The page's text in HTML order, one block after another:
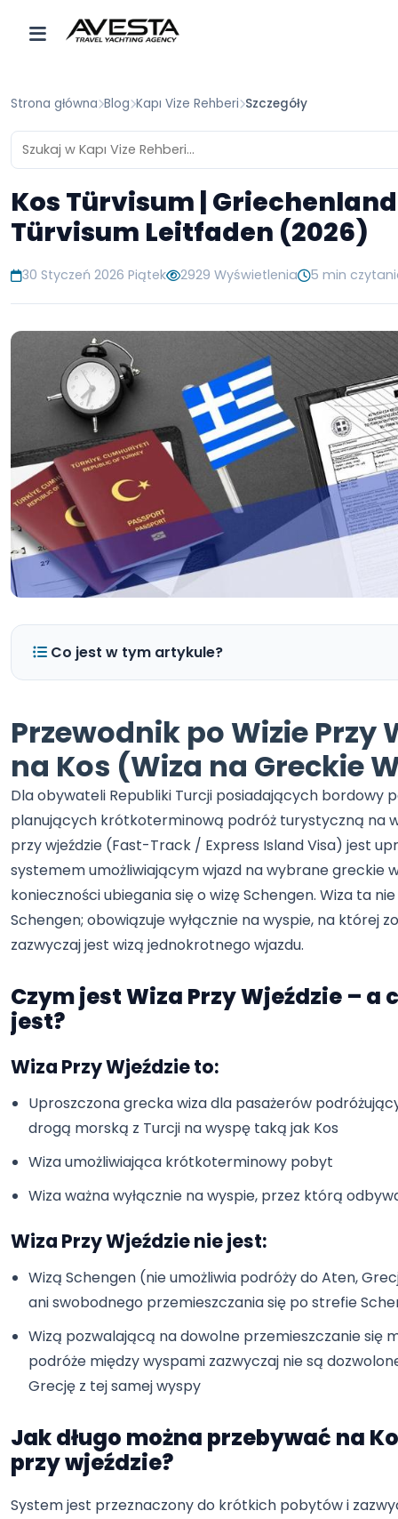
Strona główna Blog Kapı Vize Rehberi Szczegóły
Kos Türvisum |
Türvisum Leitfaden (2026)
30 Styczeń 2026 Piątek 2929 Wyświetlenia 5 min
Co jest w tym artykule?
Przewodnik po Wizie Przy
na Kos (Wiza na Greckie
Dla obywateli Republiki Turcji posiadających bordowy
planujących krótkoterminową podróż turystyczną na
przy wjeździe (Fast-Track / Express Island Visa) jest
systemem umożliwiającym wjazd na wybrane greckie
konieczności ubiegania się o wizę Schengen. Wiza ta
Schengen; obowiązuje wyłącznie na wyspie, na której
zazwyczaj jest wizą jednokrotnego wjazdu.
Czym jest Wiza Przy Wjeździe – a
jest?
Wiza Przy Wjeździe to:
Uproszczona grecka wiza dla pasażerów
drogą morską z Turcji na wyspę taką jak Kos
Wiza umożliwiająca krótkoterminowy pobyt
Wiza ważna wyłącznie na wyspie, przez którą
Wiza Przy Wjeździe nie jest:
Wizą Schengen (nie umożliwia podróży do Aten,
ani swobodnego przemieszczania się po strefie
Wizą pozwalającą na dowolne przemieszczanie się
podróże między wyspami zazwyczaj nie są
Grecję z tej samej wyspy
Jak długo można przebywać na
przy wjeździe?
System jest przeznaczony do krótkich pobytów i